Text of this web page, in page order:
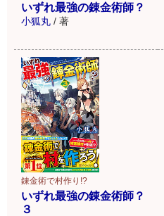
いずれ最強の錬金術師？
小狐丸 / 著
錬金術で村作り!?
いずれ最強の錬金術師？
３